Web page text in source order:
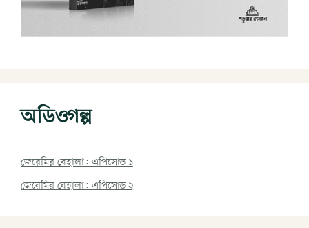
অডিওগল্প
জেরেমির বেহালা: এপিসোড ১
জেরেমির বেহালা: এপিসোড ২